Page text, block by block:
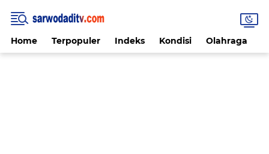
Home Terpopuler Indeks Kondisi Olahraga